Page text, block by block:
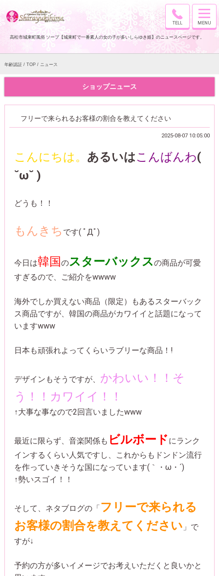
高松市城東町風俗 ソープ【城東町で一番素人の女の子が多いしらゆき姫】のニュースページです。
年齢認証 TOP ニュース
ショップニュース
フリーで来られるお客様の割合を教えてください
2025-08-07 10:05:00
こんにちは。 あるいはこんばんわ(
˘ω˘ )
どうも！！
もんきち です( ﾟДﾟ)
今日は韓国 のスターバックスの商品が可愛
すぎるので、ご紹介をwwww
海外でしか買えない商品（限定）もあるスターバック
ス商品ですが、韓国の商品がカワイイと話題になって
いますwww
日本も頑張れよってくらいラブリーな商品！!
デザインもそうですが、 かわいい！！そ
う！！カワイイ！！
↑大事な事なので2回言いましたwww
最近に限らず、音楽関係も ビルボード にランク
インするくらい人気ですし、これからもドンドン流行
を作っていきそうな国になっています(｀・ω・´)
↑勢いスゴイ！！
そして、ネタブログの「 フリーで来られる
お客様の割合を教えてください 」で
すが↓
予約の方が多いイメージでお考えいただくと良いかと